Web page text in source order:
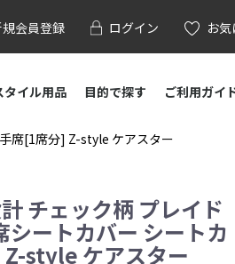
会員登録 ログイン お気
タイル用品 目的で探す ご利用ガイ
席[1席分] Z-style ケアスター
チェック柄 プレイド
シートカバー シートカ
style ケアスター